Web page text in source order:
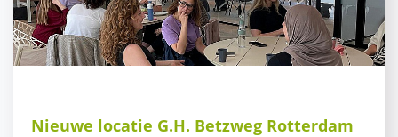
Nieuwe locatie G.H. Betzweg Rotterdam